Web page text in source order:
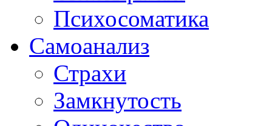
Психосоматика
Самоанализ
Страхи
Замкнутость